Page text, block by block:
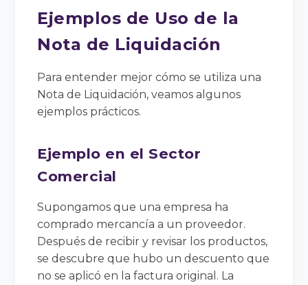
Ejemplos de Uso de la
Nota de Liquidación
Para entender mejor cómo se utiliza una
Nota de Liquidación, veamos algunos
ejemplos prácticos.
Ejemplo en el Sector
Comercial
Supongamos que una empresa ha
comprado mercancía a un proveedor.
Después de recibir y revisar los productos,
se descubre que hubo un descuento que
no se aplicó en la factura original. La